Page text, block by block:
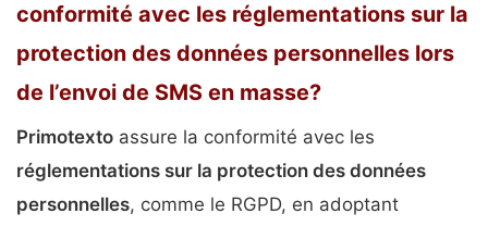
conformité avec les réglementations sur la
protection des données personnelles lors
de l’envoi de SMS en masse?
Primotexto assure la conformité avec les
réglementations sur la protection des données
personnelles, comme le RGPD, en adoptant